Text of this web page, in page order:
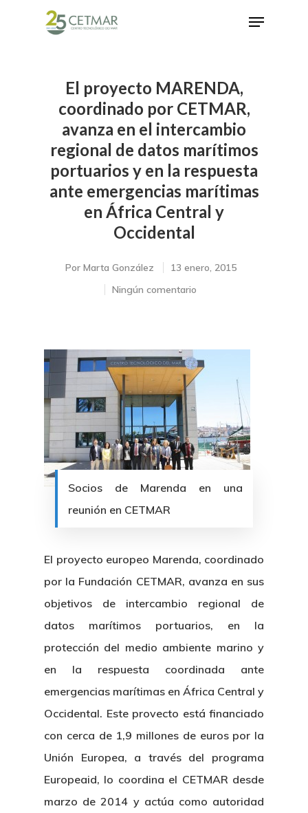
Hit enter to search or ESC to close
El proyecto MARENDA,
coordinado por CETMAR,
avanza en el intercambio
regional de datos marítimos
portuarios y en la respuesta
ante emergencias marítimas
en África Central y
Occidental
Por Marta González
13 enero, 2015
Ningún comentario
Socios de Marenda en una
reunión en CETMAR
El proyecto europeo Marenda, coordinado
por la Fundación CETMAR, avanza en sus
objetivos de intercambio regional de
datos marítimos portuarios, en la
protección del medio ambiente marino y
en la respuesta coordinada ante
emergencias marítimas en África Central y
Occidental. Este provecto está financiado
con cerca de 1,9 millones de euros por la
Unión Europea, a través del programa
Europeaid, lo coordina el CETMAR desde
marzo de 2014 y actúa como autoridad